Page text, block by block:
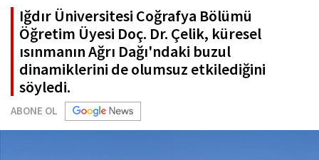
Iğdır Üniversitesi Coğrafya Bölümü
Öğretim Üyesi Doç. Dr. Çelik, küresel
ısınmanın Ağrı Dağı'ndaki buzul
dinamiklerini de olumsuz etkilediğini
söyledi.
ABONE OL